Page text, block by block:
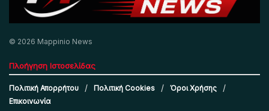
© 2026 Mappinio News
Πλοήγηση Ιστοσελίδας
Πολιτική Απορρήτου Πολιτική Cookies
Όροι Χρήσης
Επικοινωνία